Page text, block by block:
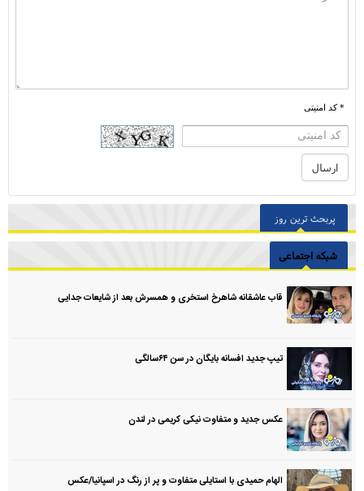
* کد امنیتی
پربحث ترین روز
شبکه اجتماعی
قاب عاشقانه شاهرخ استخری و همسرش بعد از شایعات جدایی
تیپ جدید افسانه بایگان در سن ۶۴سالگی
عکس جدید و متفاوت نیکی کریمی در لندن
الهام حمیدی با استایلی متفاوت و پر از رنگ در اسپانیا/عکس